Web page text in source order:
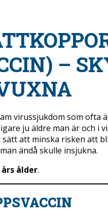
–
virussjukdom som ofta
ju äldre man är och i
att minska risken att
ändå skulle insjukna.
års ålder.